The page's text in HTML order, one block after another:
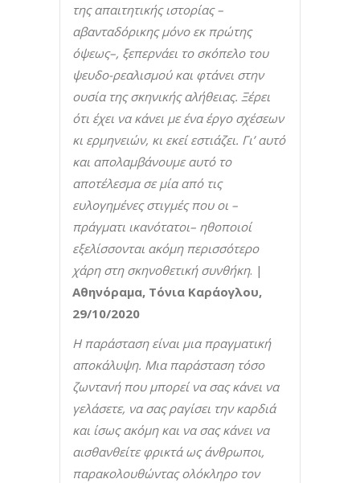
της απαιτητικής ιστορίας –
αβανταδόρικης μόνο εκ πρώτης
όψεως–, ξεπερνάει το σκόπελο του
ψευδο-ρεαλισμού και φτάνει στην
ουσία της σκηνικής αλήθειας. Ξέρει
ότι έχει να κάνει με ένα έργο σχέσεων
κι ερμηνειών, κι εκεί εστιάζει. Γι’ αυτό
και απολαμβάνουμε αυτό το
αποτέλεσμα σε μία από τις
ευλογημένες στιγμές που οι –
πράγματι ικανότατοι– ηθοποιοί
εξελίσσονται ακόμη περισσότερο
χάρη στη σκηνοθετική συνθήκη. |
Αθηνόραμα, Τόνια Καράογλου,
29/10/2020
H παράσταση είναι μια πραγματική
αποκάλυψη. Μια παράσταση τόσο
ζωντανή που μπορεί να σας κάνει να
γελάσετε, να σας ραγίσει την καρδιά
και ίσως ακόμη και να σας κάνει να
αισθανθείτε φρικτά ως άνθρωποι,
παρακολουθώντας ολόκληρο τον